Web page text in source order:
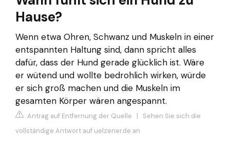
Hause?
Wenn etwa Ohren, Schwanz und Muskeln in einer
entspannten Haltung sind, dann spricht alles
dafür, dass der Hund gerade glücklich ist. Wäre
er wütend und wollte bedrohlich wirken, würde
er sich groß machen und die Muskeln im
gesamten Körper wären angespannt.
Antrag auf Entfernung der Quelle | Sehen Sie sich die
vollständige Antwort auf uelzener.de an